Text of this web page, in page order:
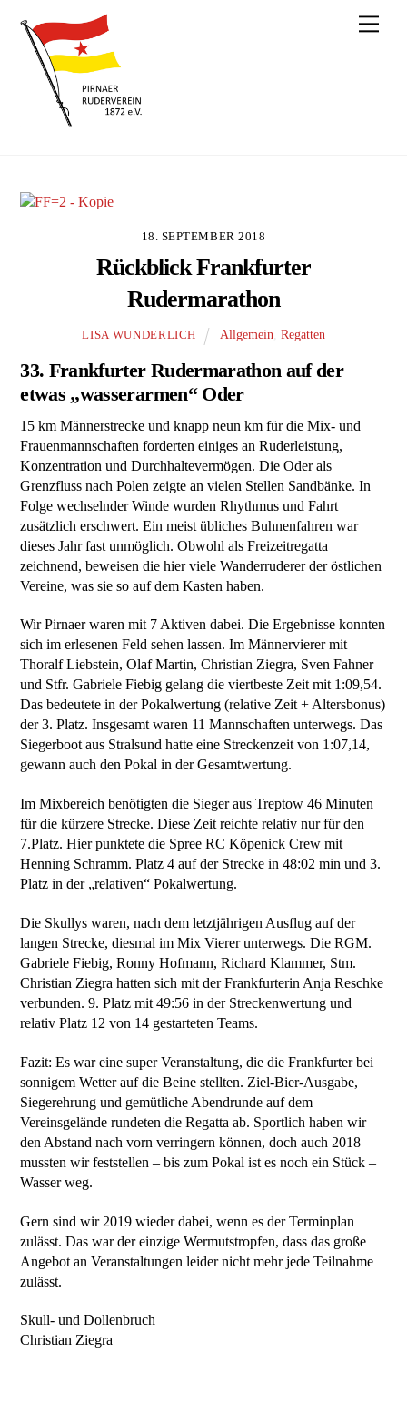
content
18. SEPTEMBER 2018
Rückblick Frankfurter
Rudermarathon
LISA WUNDERLICH Allgemein, Regatten
33. Frankfurter Rudermarathon auf der
etwas „wasserarmen“ Oder
15 km Männerstrecke und knapp neun km für die Mix- und
Frauenmannschaften forderten einiges an Ruderleistung,
Konzentration und Durchhaltevermögen. Die Oder als
Grenzfluss nach Polen zeigte an vielen Stellen Sandbänke. In
Folge wechselnder Winde wurden Rhythmus und Fahrt
zusätzlich erschwert. Ein meist übliches Buhnenfahren war
dieses Jahr fast unmöglich. Obwohl als Freizeitregatta
zeichnend, beweisen die hier viele Wanderruderer der östlichen
Vereine, was sie so auf dem Kasten haben.
Wir Pirnaer waren mit 7 Aktiven dabei. Die Ergebnisse konnten
sich im erlesenen Feld sehen lassen. Im Männervierer mit
Thoralf Liebstein, Olaf Martin, Christian Ziegra, Sven Fahner
und Stfr. Gabriele Fiebig gelang die viertbeste Zeit mit 1:09,54.
Das bedeutete in der Pokalwertung (relative Zeit + Altersbonus)
der 3. Platz. Insgesamt waren 11 Mannschaften unterwegs. Das
Siegerboot aus Stralsund hatte eine Streckenzeit von 1:07,14,
gewann auch den Pokal in der Gesamtwertung.
Im Mixbereich benötigten die Sieger aus Treptow 46 Minuten
für die kürzere Strecke. Diese Zeit reichte relativ nur für den
7.Platz. Hier punktete die Spree RC Köpenick Crew mit
Henning Schramm. Platz 4 auf der Strecke in 48:02 min und 3.
Platz in der „relativen“ Pokalwertung.
Die Skullys waren, nach dem letztjährigen Ausflug auf der
langen Strecke, diesmal im Mix Vierer unterwegs. Die RGM.
Gabriele Fiebig, Ronny Hofmann, Richard Klammer, Stm.
Christian Ziegra hatten sich mit der Frankfurterin Anja Reschke
verbunden. 9. Platz mit 49:56 in der Streckenwertung und
relativ Platz 12 von 14 gestarteten Teams.
Fazit: Es war eine super Veranstaltung, die die Frankfurter bei
sonnigem Wetter auf die Beine stellten. Ziel-Bier-Ausgabe,
Siegerehrung und gemütliche Abendrunde auf dem
Vereinsgelände rundeten die Regatta ab. Sportlich haben wir
den Abstand nach vorn verringern können, doch auch 2018
mussten wir feststellen – bis zum Pokal ist es noch ein Stück –
Wasser weg.
Gern sind wir 2019 wieder dabei, wenn es der Terminplan
zulässt. Das war der einzige Wermutstropfen, dass das große
Angebot an Veranstaltungen leider nicht mehr jede Teilnahme
zulässt.
Skull- und Dollenbruch
Christian Ziegra